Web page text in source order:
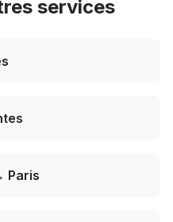
services
Paris